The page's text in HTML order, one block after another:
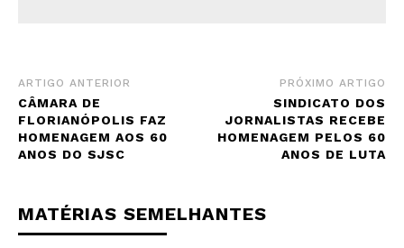
ARTIGO ANTERIOR
CÂMARA DE
FLORIANÓPOLIS FAZ
HOMENAGEM AOS 60
ANOS DO SJSC
PRÓXIMO ARTIGO
SINDICATO DOS
JORNALISTAS RECEBE
HOMENAGEM PELOS 60
ANOS DE LUTA
MATÉRIAS SEMELHANTES